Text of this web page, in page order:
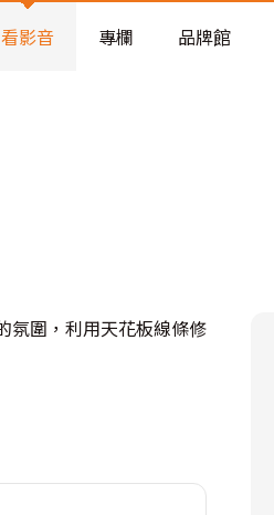
高 CP 值煥新術
看影音 專欄 品牌館
氛圍，利用天花板線條修